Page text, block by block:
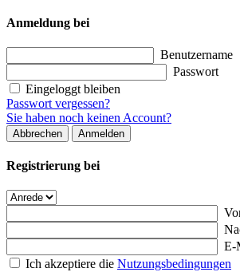
Anmeldung bei
Benutzername
Passwort
Eingeloggt bleiben
Passwort vergessen?
Sie haben noch keinen Account?
Abbrechen Anmelden
Registrierung bei
E-
Ich akzeptiere die Nutzungsbedingungen